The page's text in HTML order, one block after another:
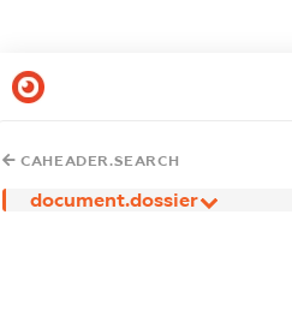
CAHEADER.SEARCH
document.dossier